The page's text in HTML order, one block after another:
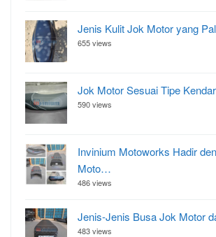
Jenis Kulit Jok Motor yang
655 views
Jok Motor Sesuai Tipe
590 views
Invinium Motoworks Hadir
Moto…
486 views
Jenis-Jenis Busa Jok Motor
483 views